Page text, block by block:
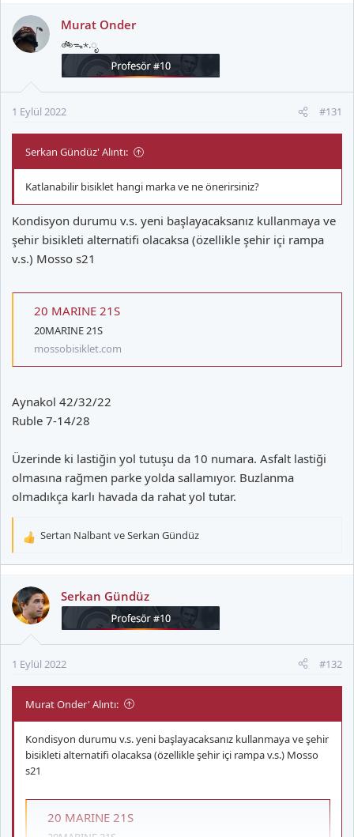
Murat Onder
🚲ᯓ⋆.ೃ
1 Eylül 2022 #131
Serkan Gündüz' Alıntı:
Katlanabilir bisiklet hangi marka ve ne önerirsiniz?
Kondisyon durumu v.s. yeni başlayacaksanız kullanmaya ve
şehir bisikleti alternatifi olacaksa (özellikle şehir içi rampa
v.s.) Mosso s21
20 MARINE 21S
20MARINE 21S
mossobisiklet.com
Aynakol 42/32/22
Ruble 7-14/28
Üzerinde ki lastiğin yol tutuşu da 10 numara. Asfalt lastiği
olmasına rağmen parke yolda sallamıyor. Buzlanma
olmadıkça karlı havada da rahat yol tutar.
T
k
i
l
:
Sertan NalbantveSerkan Gündüz
Serkan Gündüz
1 Eylül 2022 #132
Murat Onder' Alıntı:
Kondisyon durumu v.s. yeni başlayacaksanız kullanmaya ve şehir
bisikleti alternatifi olacaksa (özellikle şehir içi rampa v.s.) Mosso
s21
20 MARINE 21S